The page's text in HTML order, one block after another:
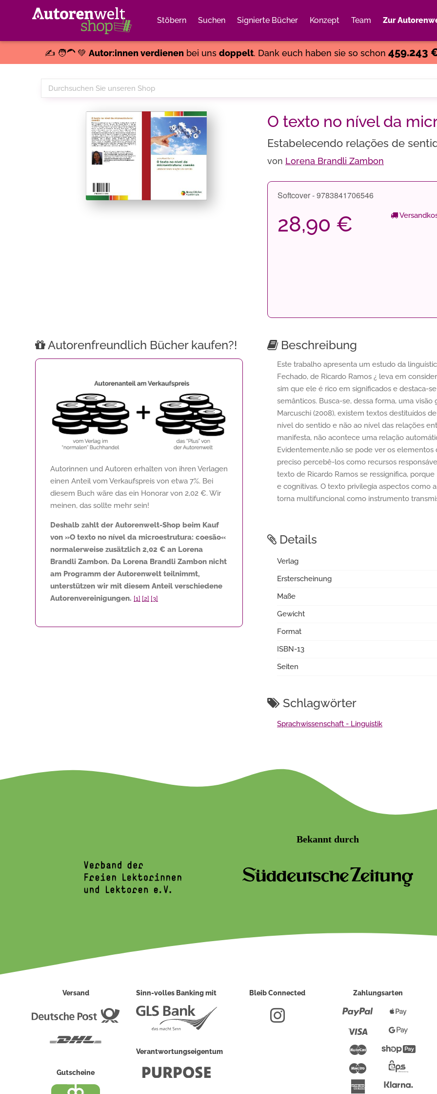
Stöbern Suchen Signierte Bücher Konzept Team Zur
✍️ 🧑‍🦱 💚 Autor:innen verdienenbei uns doppelt. Dank euch haben sie so schon 459.243
Durchsuchen
Sie
O texto no nível da
Estabelecendo relações de
von Lorena Brandli Zambon
Softcover - 9783841706546
28,90 €
Autorenfreundlich Bücher kaufen?!
Autorinnen und Autoren erhalten von ihren Verlagen
einen Anteil vom Verkaufspreis von etwa 7%. Bei
diesem Buch wäre das ein Honorar von 2,02 €. Wir
meinen, das sollte mehr sein!
Deshalb zahlt der Autorenwelt-Shop beim Kauf
von »O texto no nível da microestrutura: coesão«
normalerweise zusätzlich 2,02 € an Lorena
Brandli Zambon. Da Lorena Brandli Zambon nicht
am Programm der Autorenwelt teilnimmt,
unterstützen wir mit diesem Anteil verschiedene
Autorenvereinigungen. [1] [2] [3]
Beschreibung
Este trabalho apresenta um estudo da
Fechado, de Ricardo Ramos ¿ leva em
sim que ele é rico em significados e destaca-
semânticos. Busca-se, dessa forma, uma
Marcuschi (2008), existem textos destituídos
nível do sentido e não ao nível das relações
manifesta, não acontece uma relação
Evidentemente,não se pode ver os
preciso percebê-los como recursos
texto de Ricardo Ramos se ressignifica,
e cognitivas. O texto privilegia aspectos como
torna multifuncional como instrumento
Details
Verlag
Ersterscheinung
Maße
Gewicht
Format
ISBN-13
Seiten
Schlagwörter
Sprachwissenschaft - Linguistik
Bekannt durch
Versand
Deutsche
Gutscheine
Sinn-volles Banking mit
Verantwortungseigentum
Bleib Connected Zahlungsarten
Paypal
Mastercard
Maestro
American
Pay
Pay